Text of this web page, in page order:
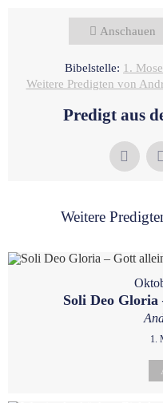
Anschauen
Bibelstelle: 1.
Weitere Predigten von
Predigt aus
Weitere
Soli Deo
1.